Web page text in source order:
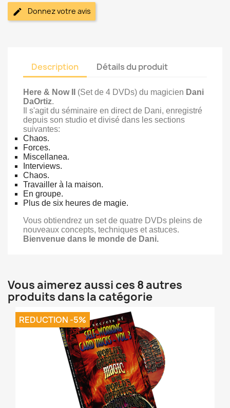
Donnez votre avis
Description Détails du produit
Here & Now II (Set de 4 DVDs) du magicien Dani
DaOrtiz.
Il s'agit du séminaire en direct de Dani, enregistré
depuis son studio et divisé dans les sections
suivantes:
Chaos.
Forces.
Miscellanea.
Interviews.
Chaos.
Travailler à la maison.
En groupe.
Plus de six heures de magie.
Vous obtiendrez un set de quatre DVDs pleins de
nouveaux concepts, techniques et astuces.
Bienvenue dans le monde de Dani.
Vous aimerez aussi ces 8 autres
produits dans la catégorie
REDUCTION -5%